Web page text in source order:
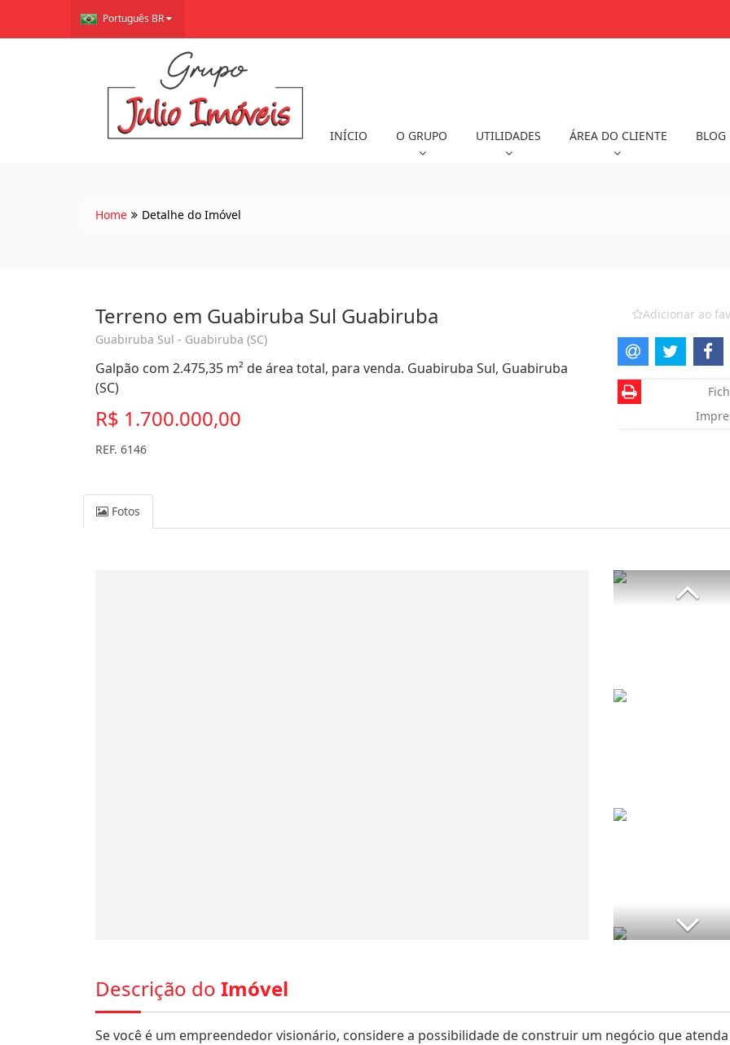
Português BR
INÍCIO O GRUPO UTILIDADES ÁREA DO CLIENTE BLOG
Home Detalhe do Imóvel
Terreno em Guabiruba Sul Guabiruba
Guabiruba Sul - Guabiruba (SC)
Galpão com 2.475,35 m² de área total, para venda. Guabiruba Sul, Guabiruba
(SC)
R$ 1.700.000,00
REF. 6146
Adicionar ao
Fotos
Descrição do Imóvel
Se você é um empreendedor visionário, considere a possibilidade de construir um negócio que atenda